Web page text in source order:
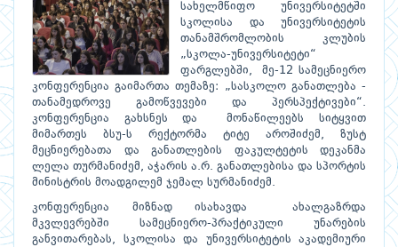
სახელმწიფო უნივერსიტეტში
სკოლისა და უნივერსიტეტის
თანამშრომლობის კლუბის
„სკოლა-უნივერსიტეტი“
ფარგლებში, მე-12 სამეცნიერო
კონფერენცია გაიმართა თემაზე: „სასკოლო განათლება -
თანამედროვე გამოწვევები და პერსპექტივები“.
კონფერენცია გახსნეს და მონაწილეებს სიტყვით
მიმართეს ბსუ-ს რექტორმა ტიტე აროშიძემ, ზუსტ
მეცნიერებათა და განათლების ფაკულტეტის დეკანმა
ლელა თურმანიძემ, აჭარის ა.რ. განათლებისა და სპორტის
მინისტრის მოადგილემ ჯემალ სურმანიძემ.
კონფერენცია მიზნად ისახავდა ახალგაზრდა
მკვლევრებში სამეცნიერო-პრაქტიკული უნარების
განვითარებას, სკოლისა და უნივერსიტეტის აკადემიური